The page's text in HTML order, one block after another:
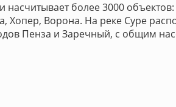
более 3000
Хопер, Ворона. На реке Суре
Пенза и Заречный, с общим